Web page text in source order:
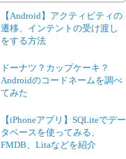
【Android】アクティビティの
遷移、インテントの受け渡し
をする方法
ドーナツ？カップケーキ？
Androidのコードネームを調べ
てみた
【iPhoneアプリ】SQLiteでデー
タベースを使ってみる、
FMDB、Litaなどを紹介